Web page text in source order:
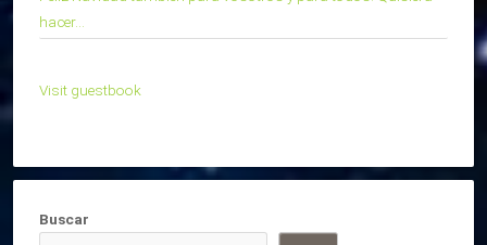
hacer...
Visit guestbook
Buscar